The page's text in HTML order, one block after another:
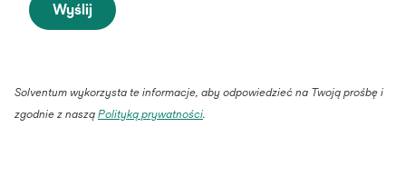
Wyślij
Solventum wykorzysta te informacje, aby odpowiedzieć na Twoją prośbę i
zgodnie z naszą Polityką prywatnościopens
.